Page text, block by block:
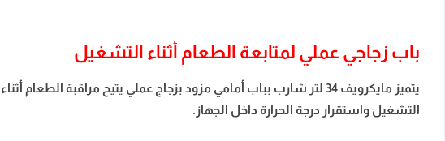
باب زجاجي عملي لمتابعة الطعام أثناء التشغيل
يتميز مايكرويف 34 لتر شارب بباب أمامي مزود بزجاج عملي يتيح
التشغيل واستقرار درجة الحرارة داخل الجهاز.